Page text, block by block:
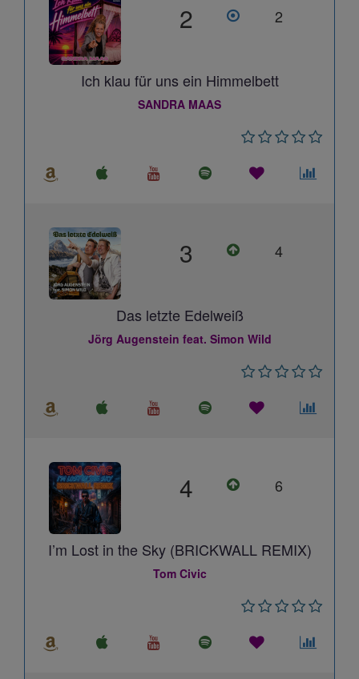
2 2
Ich klau für uns ein Himmelbett
SANDRA MAAS
3 4
Das letzte Edelweiß
Jörg Augenstein feat. Simon Wild
4 6
I’m Lost in the Sky (BRICKWALL REMIX)
Tom Civic